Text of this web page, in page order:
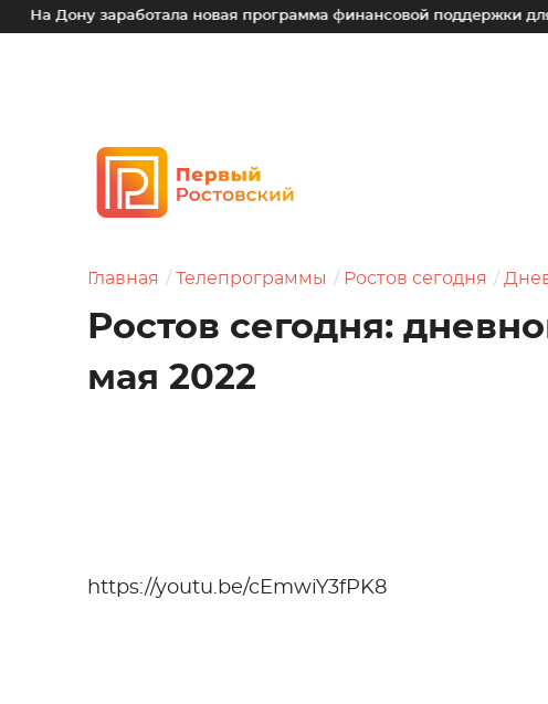
заработала новая программа финансовой поддержки для малых
Главная Телепрограммы Ростов сегодня
Ростов сегодня:
мая 2022
https://youtu.be/cEmwiY3fPK8